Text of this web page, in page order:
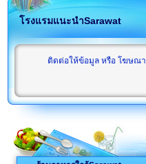
โรงแรมแนะนำSarawat
ติดต่อให้ข้อมูล หรือ โฆษณา